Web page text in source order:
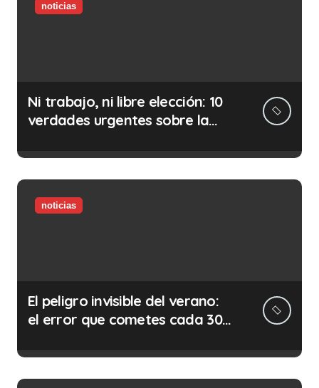
noticias
Ni trabajo, ni libre elección: 10
verdades urgentes sobre la
noticias
El peligro invisible del verano:
el error que cometes cada 30
ilegalidad que te puede costar
la vida)